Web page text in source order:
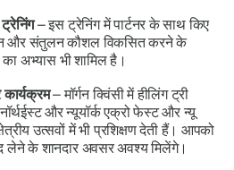
– इस ट्रेनिंग में पार्टनर के साथ किए
और संतुलन कौशल विकसित करने के
अभ्यास भी शामिल है।
कार्यक्रम– मॉर्गन क्विंसी में हीलिंग ट्री
और न्यूयॉर्क एक्रो फेस्ट और न्यू
उत्सवों में भी प्रशिक्षण देती हैं। आपको
के शानदार अवसर अवश्य मिलेंगे।